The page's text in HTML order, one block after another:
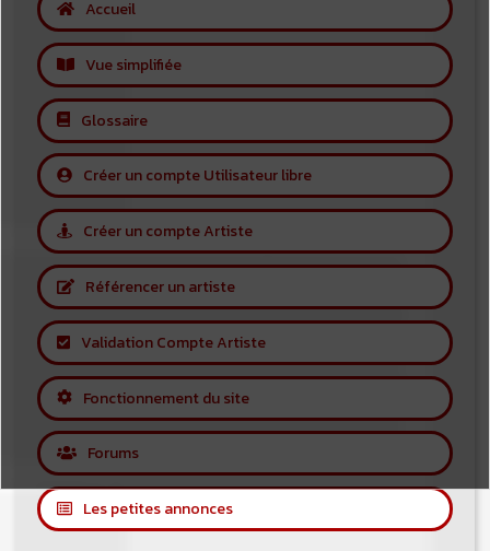
Accueil
Vue simplifiée
Glossaire
Créer un compte Utilisateur libre
Créer un compte Artiste
Référencer un artiste
Validation Compte Artiste
Fonctionnement du site
Forums
Les petites annonces